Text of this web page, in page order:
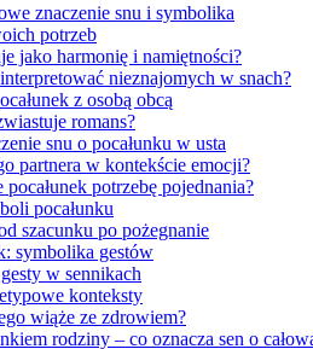
znaczenie snu i symbolika
potrzeb
jako harmonię i namiętności?
nieznajomych w snach?
z osobą obcą
romans?
snu o pocałunku w usta
partnera w kontekście emocji?
potrzebę pojednania?
pocałunku
szacunku po pożegnanie
symbolika gestów
w sennikach
konteksty
wiąże ze zdrowiem?
rodziny – co oznacza sen o